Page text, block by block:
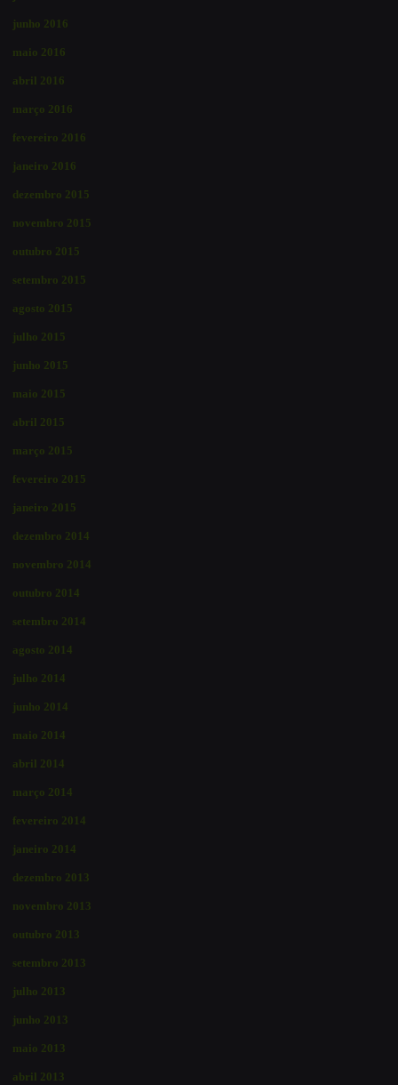
junho 2016
maio 2016
abril 2016
março 2016
fevereiro 2016
janeiro 2016
dezembro 2015
novembro 2015
outubro 2015
setembro 2015
agosto 2015
julho 2015
junho 2015
maio 2015
abril 2015
março 2015
fevereiro 2015
janeiro 2015
dezembro 2014
novembro 2014
outubro 2014
setembro 2014
agosto 2014
julho 2014
junho 2014
maio 2014
abril 2014
março 2014
fevereiro 2014
janeiro 2014
dezembro 2013
novembro 2013
outubro 2013
setembro 2013
julho 2013
junho 2013
maio 2013
abril 2013